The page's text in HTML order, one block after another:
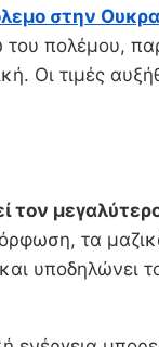
στην
πολέμου,
Οι τιμές
τον
τα
υποδηλώνει